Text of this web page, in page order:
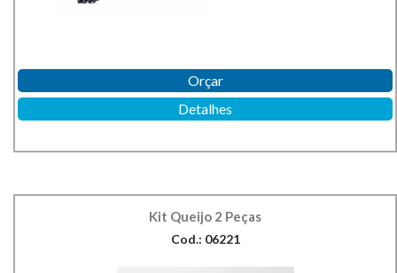
Orçar
Detalhes
Kit Queijo 2 Peças
Cod.: 06221